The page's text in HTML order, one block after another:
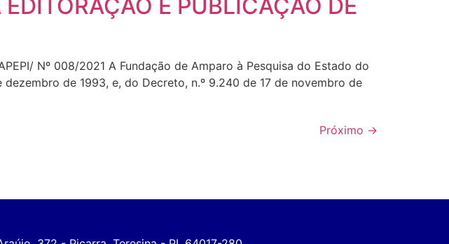
E PUBLICAÇÃO DE
Nº 008/2021 A Fundação de Amparo à Pesquisa do Estado do
de 1993, e, do Decreto, n.º 9.240 de 17 de novembro de
Próximo →